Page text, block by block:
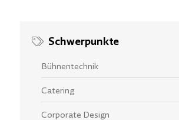
Schwerpunkte
Bühnentechnik
Catering
Corporate Design